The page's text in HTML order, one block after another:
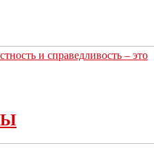
и справедливость – это